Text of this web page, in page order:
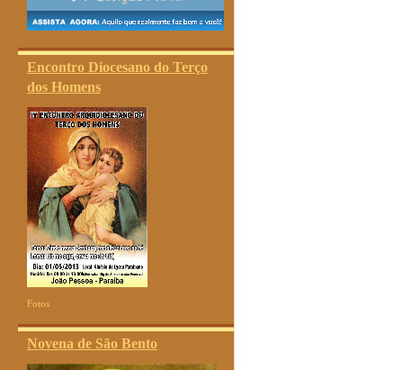
Encontro Diocesano do Terço
dos Homens
Fotos
Novena de São Bento